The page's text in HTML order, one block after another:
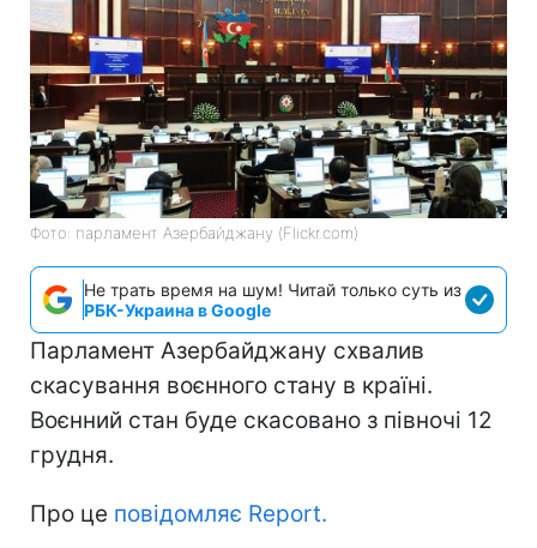
Фото: парламент Азербайджану (Flickr.com)
Не трать время на шум! Читай только суть из
РБК-Украина в Google
Парламент Азербайджану схвалив
скасування воєнного стану в країні.
Воєнний стан буде скасовано з півночі 12
грудня.
Про це повідомляє Report.